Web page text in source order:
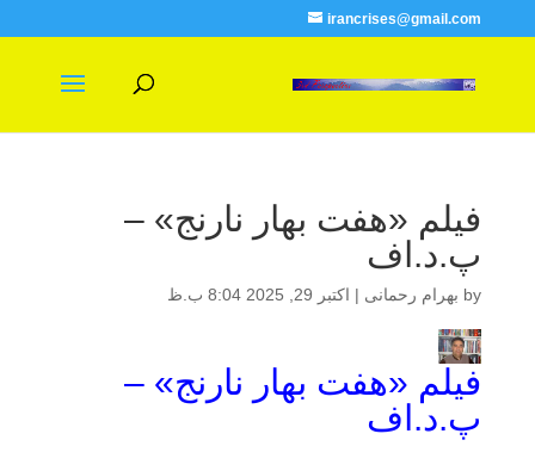
irancrises@gmail.com
فیلم «هفت بهار نارنج» –
پ.د.اف
by بهرام رحمانی | اکتبر 29, 2025 8:04 ب.ظ
فیلم «هفت بهار نارنج» –
پ.د.اف